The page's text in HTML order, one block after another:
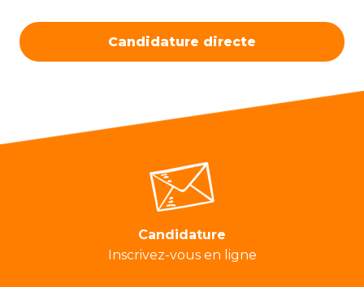
Candidature directe
Candidature
Inscrivez-vous en ligne